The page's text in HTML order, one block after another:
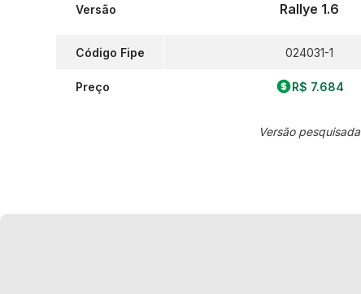
Versão
Código Fipe
Preço
Rallye 1.6
024031-1
R$ 7.684
Versão pesquisada